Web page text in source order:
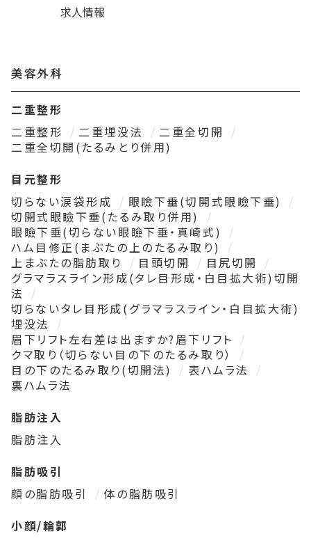
求人情報
美容外科
二重整形
二重整形
二重埋没法
二重全切開
二重全切開(たるみとり併用)
目元整形
切らない涙袋形成
眼瞼下垂(切開式眼瞼下垂)
切開式眼瞼下垂(たるみ取り併用)
眼瞼下垂(切らない眼瞼下垂・真崎式)
ハム目修正(まぶたの上のたるみ取り)
上まぶたの脂肪取り
目頭切開
目尻切開
グラマラスライン形成(タレ目形成・白目拡大術)切開
法
切らないタレ目形成(グラマラスライン・白目拡大術)
埋没法
眉下リフト左右差は出ますか?眉下リフト
クマ取り（切らない目の下のたるみ取り）
目の下のたるみ取り(切開法)
表ハムラ法
裏ハムラ法
脂肪注入
脂肪注入
脂肪吸引
顔の脂肪吸引
体の脂肪吸引
小顔/輪郭